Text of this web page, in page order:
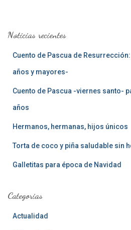
rNoticias recientes
Cuento de Pascua de
años y mayores-
Cuento de Pascua -viernes santo-
años
Hermanos, hermanas, hijos únicos
Torta de coco y piña saludable sin
Galletitas para época de Navidad
Categorias
Actualidad